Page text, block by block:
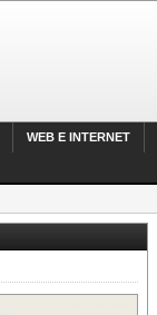
WEB E INTERNET